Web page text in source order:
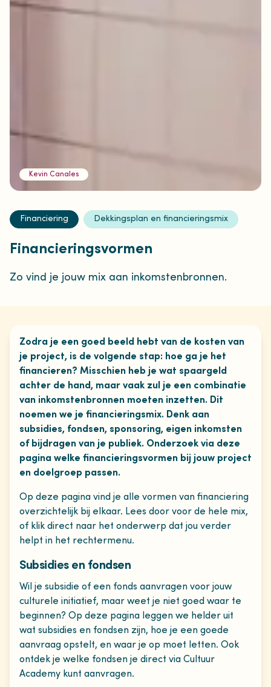
Kevin Canales
Financiering Dekkingsplan en financieringsmix
Financieringsvormen
Zo vind je jouw mix aan inkomstenbronnen.
Zodra je een goed beeld hebt van de kosten van
je project, is de volgende stap: hoe ga je het
financieren? Misschien heb je wat spaargeld
achter de hand, maar vaak zul je een combinatie
van inkomstenbronnen moeten inzetten. Dit
noemen we je financieringsmix. Denk aan
subsidies, fondsen, sponsoring, eigen inkomsten
of bijdragen van je publiek. Onderzoek via deze
pagina welke financieringsvormen bij jouw project
en doelgroep passen.
Op deze pagina vind je alle vormen van financiering
overzichtelijk bij elkaar. Lees door voor de hele mix,
of klik direct naar het onderwerp dat jou verder
helpt in het rechtermenu.
Subsidies en fondsen
Wil je subsidie of een fonds aanvragen voor jouw
culturele initiatief, maar weet je niet goed waar te
beginnen? Op deze pagina leggen we helder uit
wat subsidies en fondsen zijn, hoe je een goede
aanvraag opstelt, en waar je op moet letten. Ook
ontdek je welke fondsen je direct via Cultuur
Academy kunt aanvragen.